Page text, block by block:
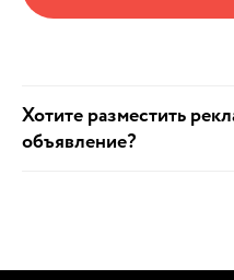
Хотите разместить
объявление?